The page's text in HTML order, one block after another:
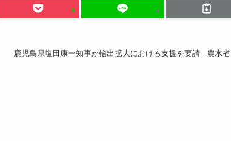
鹿児島県塩田康一知事が輸出拡大における支援を要請---農水省